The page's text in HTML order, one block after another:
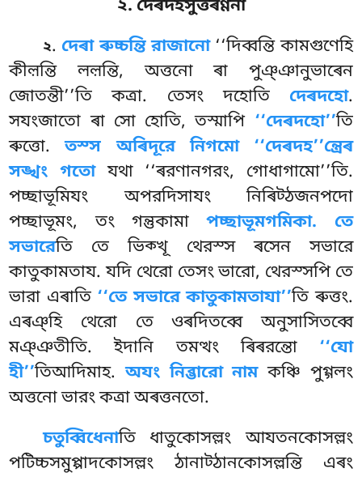
২. দেৰদহসুত্তৰণ্ণনা
২. দেৰা ৰুচ্চন্তি রাজানো‘‘দিব্বন্তি কামগুণেহি
কীল়ন্তি লল়ন্তি, অত্তনো ৰা পুঞ্ঞানুভাৰেন
জোতন্তী’’তি কত্ৰা. তেসং দহোতি দেৰদহো.
সযংজাতো ৰা সো হোতি, তস্মাপি ‘‘দেৰদহো’’তি
ৰুত্তো.তস্স অৰিদূরে নিগমো ‘‘দেৰদহ’’ন্ত্ৰেৰ
সঙ্খং গতোযথা ‘‘ৰরণানগরং, গোধাগামো’’তি.
পচ্ছাভূমিযং অপরদিসাযং নিৰিট্ঠজনপদো
পচ্ছাভূমং, তং গন্তুকামাপচ্ছাভূমগমিকা. তে
সভারেতি তে ভিক্খূ থেরস্স ৰসেন সভারে
কাতুকামতায. যদি থেরো তেসং ভারো, থেরস্সপি তে
ভারা এৰাতি ‘‘তে সভারে কাতুকামতাযা’’তি ৰুত্তং.
এৰঞ্হি থেরো তে ওৰদিতব্বে অনুসাসিতব্বে
মঞ্ঞতীতি. ইদানি তমত্থং ৰিৰরন্তো ‘‘যো
হী’’তিআদিমাহ.অযং নিব্ভারো নামকঞ্চি পুগ্গলং
অত্তনো ভারং কত্ৰা অৰত্তনতো.
চতুব্বিধেনাতি ধাতুকোসল্লং আযতনকোসল্লং
পটিচ্চসমুপ্পাদকোসল্লং ঠানাট্ঠানকোসল্লন্তি এৰং